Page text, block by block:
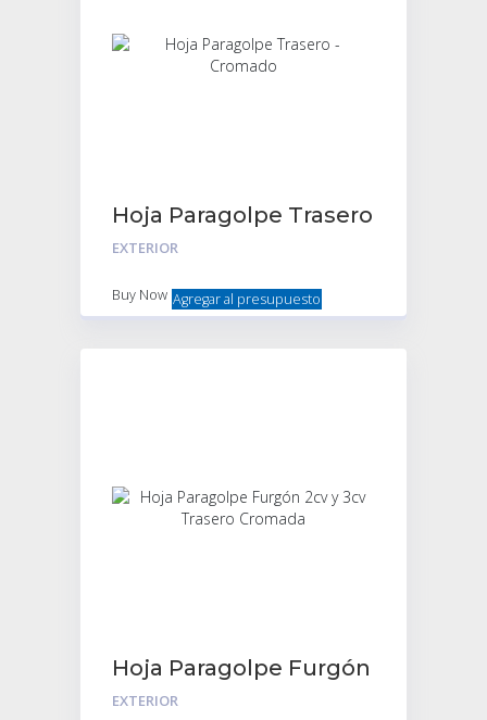
Hoja Paragolpe Trasero
– Cromado
EXTERIOR
Buy Now Agregar al presupuesto
Hoja Paragolpe Furgón
2cv y 3cv Trasero
EXTERIOR